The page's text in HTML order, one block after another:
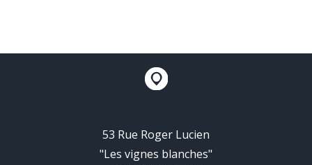
53 Rue Roger Lucien
"Les vignes blanches"